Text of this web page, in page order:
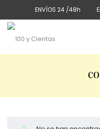
ENVÍOS 24 /48h